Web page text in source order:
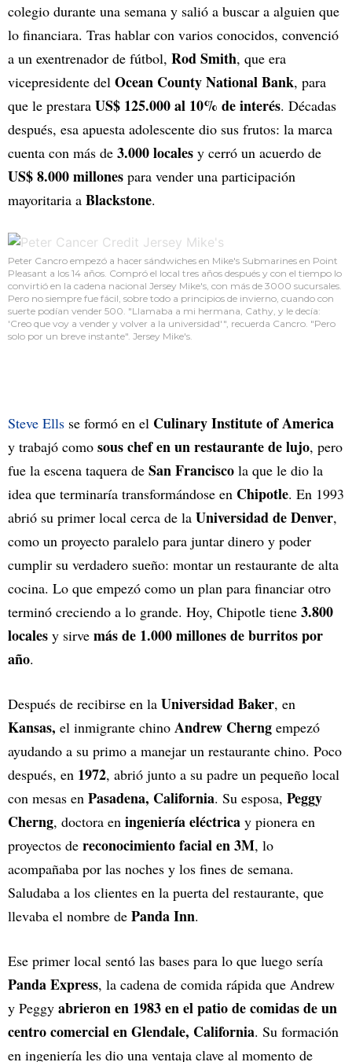
colegio durante una semana y salió a buscar a alguien que
lo financiara. Tras hablar con varios conocidos, convenció
a un exentrenador de fútbol, Rod Smith, que era
vicepresidente del Ocean County National Bank, para
que le prestara US$ 125.000 al 10% de interés. Décadas
después, esa apuesta adolescente dio sus frutos: la marca
cuenta con más de 3.000 locales y cerró un acuerdo de
US$ 8.000 millones para vender una participación
mayoritaria a Blackstone.
Peter Cancro empezó a hacer sándwiches en Mike's Submarines en Point
Pleasant a los 14 años. Compró el local tres años después y con el tiempo lo
convirtió en la cadena nacional Jersey Mike's, con más de 3000 sucursales.
Pero no siempre fue fácil, sobre todo a principios de invierno, cuando con
suerte podían vender 500. "Llamaba a mi hermana, Cathy, y le decía:
'Creo que voy a vender y volver a la universidad'", recuerda Cancro. "Pero
solo por un breve instante". Jersey Mike's.
Steve Ells se formó en el Culinary Institute of America
y trabajó como sous chef en un restaurante de lujo, pero
fue la escena taquera de San Francisco la que le dio la
idea que terminaría transformándose en Chipotle. En 1993
abrió su primer local cerca de la Universidad de Denver,
como un proyecto paralelo para juntar dinero y poder
cumplir su verdadero sueño: montar un restaurante de alta
cocina. Lo que empezó como un plan para financiar otro
terminó creciendo a lo grande. Hoy, Chipotle tiene 3.800
locales y sirve más de 1.000 millones de burritos por
año.
Después de recibirse en la Universidad Baker, en
Kansas, el inmigrante chino Andrew Cherng empezó
ayudando a su primo a manejar un restaurante chino. Poco
después, en 1972, abrió junto a su padre un pequeño local
con mesas en Pasadena, California. Su esposa, Peggy
Cherng, doctora en ingeniería eléctrica y pionera en
proyectos de reconocimiento facial en 3M, lo
acompañaba por las noches y los fines de semana.
Saludaba a los clientes en la puerta del restaurante, que
llevaba el nombre de Panda Inn.
Ese primer local sentó las bases para lo que luego sería
Panda Express, la cadena de comida rápida que Andrew
y Peggy abrieron en 1983 en el patio de comidas de un
centro comercial en Glendale, California. Su formación
en ingeniería les dio una ventaja clave al momento de